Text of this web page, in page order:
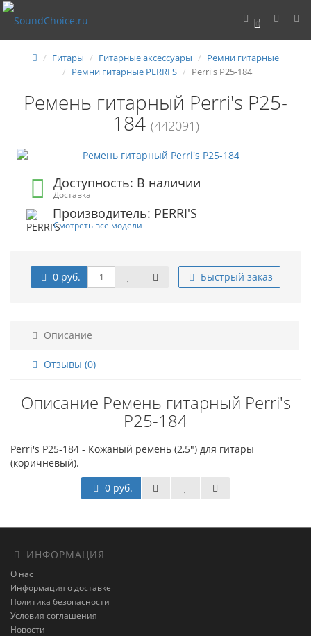
0
Гитары Гитарные аксессуары
Ремни гитарные
Ремни гитарные PERRI'S
Perri's P25-184
Ремень гитарный Perri's P25-
184 (442091)
Доступность: В наличии
Доставка
Производитель: PERRI'S
Смотреть все модели
0 руб. Быстрый заказ
Описание
Отзывы (0)
Описание Ремень гитарный Perri's
P25-184
Perri's P25-184 - Кожаный ремень (2,5") для гитары
(коричневый).
0 руб.
ИНФОРМАЦИЯ
О нас
Информация о доставке
Политика безопасности
Условия соглашения
Новости